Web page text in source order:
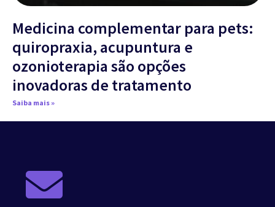
Medicina complementar para pets:
quiropraxia, acupuntura e
ozonioterapia são opções
inovadoras de tratamento
Saiba mais »